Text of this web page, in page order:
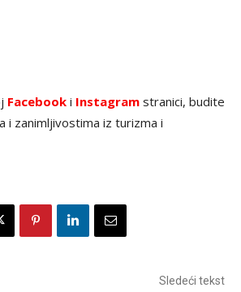
Facebook i Instagram stranici, budite
i zanimljivostima iz turizma i
Sledeći tekst